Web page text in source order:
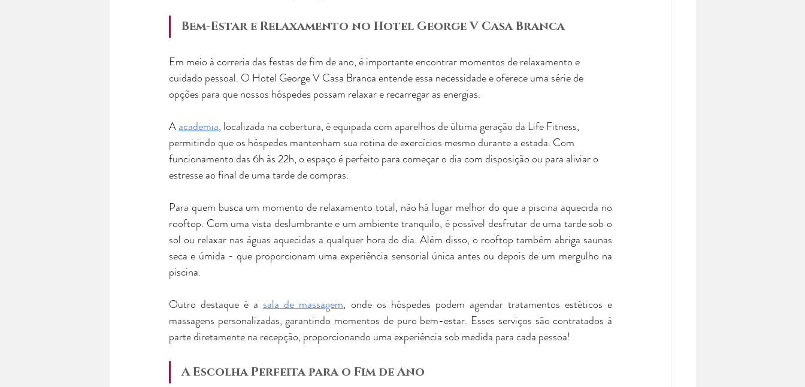
Bem-Estar e Relaxamento no Hotel George V Casa Branca
Em meio à correria das festas de fim de ano, é importante encontrar momentos de relaxamento e
cuidado pessoal. O Hotel George V Casa Branca entende essa necessidade e oferece uma série de
opções para que nossos hóspedes possam relaxar e recarregar as energias.
A academia, localizada na cobertura, é equipada com aparelhos de última geração da Life Fitness,
permitindo que os hóspedes mantenham sua rotina de exercícios mesmo durante a estada. Com
funcionamento das 6h às 22h, o espaço é perfeito para começar o dia com disposição ou para aliviar o
estresse ao final de uma tarde de compras.
Para quem busca um momento de relaxamento total, não há lugar melhor do que a piscina aquecida no
rooftop. Com uma vista deslumbrante e um ambiente tranquilo, é possível desfrutar de uma tarde sob o
sol ou relaxar nas águas aquecidas a qualquer hora do dia. Além disso, o rooftop também abriga saunas
seca e úmida - que proporcionam uma experiência sensorial única antes ou depois de um mergulho na
piscina.
Outro destaque é a sala de massagem, onde os hóspedes podem agendar tratamentos estéticos e
massagens personalizadas, garantindo momentos de puro bem-estar. Esses serviços são contratados à
parte diretamente na recepção, proporcionando uma experiência sob medida para cada pessoa!
A Escolha Perfeita para o Fim de Ano